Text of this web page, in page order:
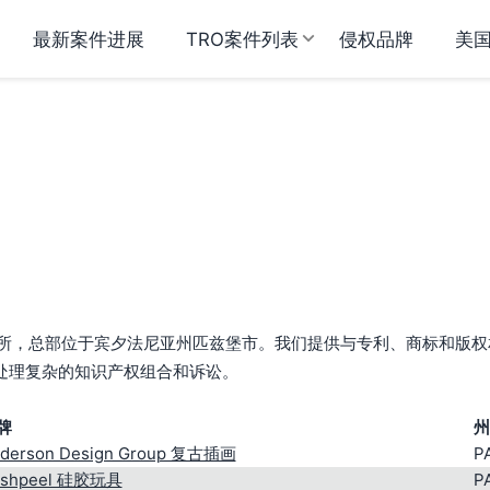
最新案件进展 TRO案件列表 侵权品牌 美
总部位于宾夕法尼亚州匹兹堡市。我们提供与专利、商标和版
复杂的知识产权组合和诉讼。
州
Design Group 复古插画
硅胶玩具